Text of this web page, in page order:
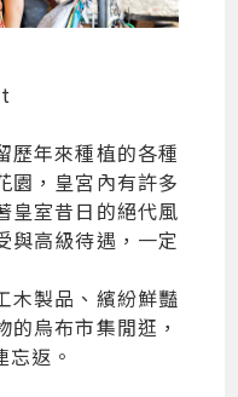
歷年來種植的各種
園，皇宮內有許多
皇室昔日的絕代風
與高級待遇，一定
木製品、繽紛鮮豔
烏布市集閒逛，
返。